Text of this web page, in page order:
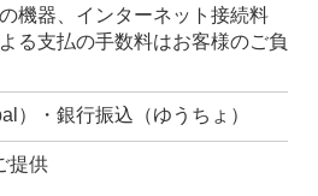
機器、インターネット接続料
る支払の手数料はお客様のご負
）・銀行振込（ゆうちょ）
提供